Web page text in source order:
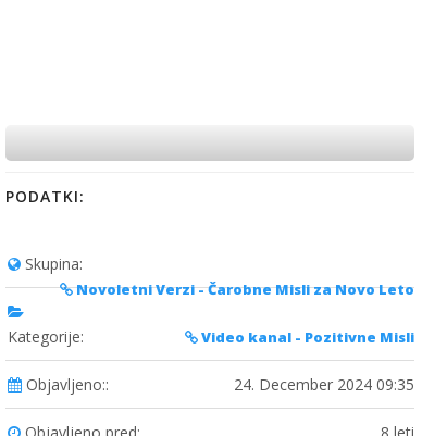
PODATKI:
Skupina:
Novoletni Verzi - Čarobne Misli za Novo Leto
Kategorije: Video kanal - Pozitivne Misli
Objavljeno:: 24. December 2024 09:35